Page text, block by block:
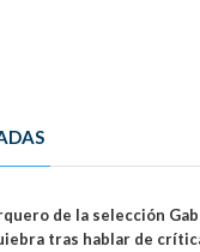
de la selección
tras hablar de